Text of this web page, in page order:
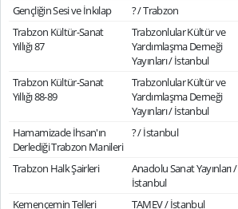
Gençliğin Sesi ve İnkılap
? / Trabzon
Trabzon Kültür-Sanat
Yıllığı 87
Trabzonlular Kültür ve
Yardımlaşma Derneği
Yayınları / İstanbul
Trabzon Kültür-Sanat
Yıllığı 88-89
Trabzonlular Kültür ve
Yardımlaşma Derneği
Yayınları / İstanbul
Hamamizade İhsan'ın
Derlediği Trabzon Manileri
? / İstanbul
Trabzon Halk Şairleri
Anadolu Sanat Yayınları /
İstanbul
Kemençemin Telleri TAMEV / İstanbul